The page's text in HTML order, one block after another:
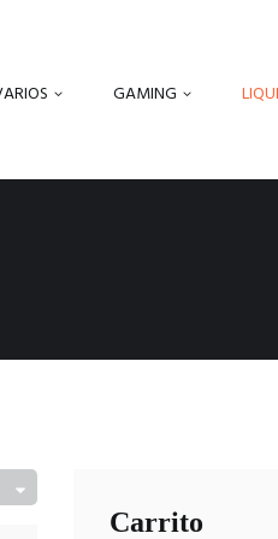
GAMING
Carrito